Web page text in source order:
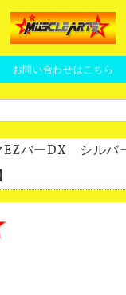
お問い合わせはこちら
EZバーDX シル